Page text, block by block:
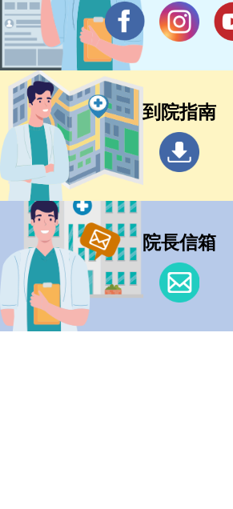
到院指南
院長信箱